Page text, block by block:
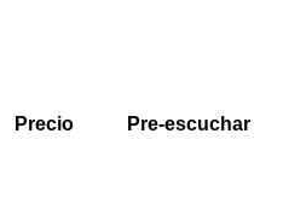
Precio Pre-escuchar